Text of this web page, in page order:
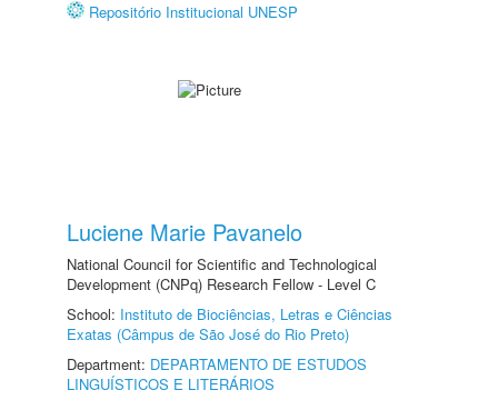
Repositório Institucional UNESP
Luciene Marie Pavanelo
National Council for Scientific and Technological
Development (CNPq) Research Fellow - Level C
School: Instituto de Biociências, Letras e Ciências
Exatas (Câmpus de São José do Rio Preto)
Department: DEPARTAMENTO DE ESTUDOS
LINGUÍSTICOS E LITERÁRIOS